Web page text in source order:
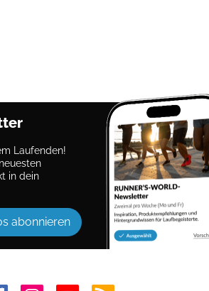
Laufenden!
in dein
abonnieren